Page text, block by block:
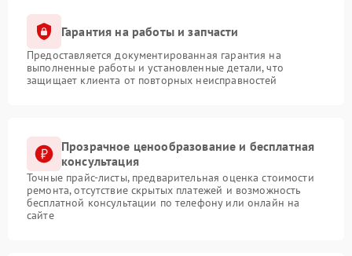
Гарантия на работы и запчасти
Предоставляется документированная гарантия на
выполненные работы и установленные детали, что
защищает клиента от повторных неисправностей
Прозрачное ценообразование и бесплатная
консультация
Точные прайс-листы, предварительная оценка стоимости
ремонта, отсутствие скрытых платежей и возможность
бесплатной консультации по телефону или онлайн на
сайте